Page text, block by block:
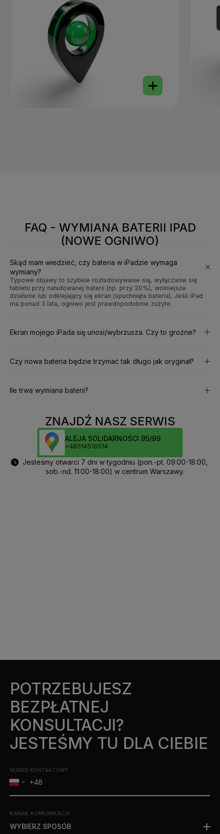
FAQ - WYMIANA BATERII IPAD
(NOWE OGNIWO)
Skąd mam wiedzieć, czy bateria w iPadzie wymaga
wymiany?
Typowe objawy to szybkie rozładowywanie się, wyłączanie się
tabletu przy naładowanej baterii (np. przy 20%), wolniejsze
działanie lub odklejający się ekran (spuchnięta bateria). Jeśli iPad
ma ponad 3 lata, ogniwo jest prawdopodobnie zużyte.
Ekran mojego iPada się unosi/wybrzusza. Czy to groźne?
Czy nowa bateria będzie trzymać tak długo jak oryginał?
Ile trwa wymiana baterii?
ZNAJDŹ NASZ SERWIS
ALEJA SOLIDARNOŚCI 95/99
+48514510514
Jesteśmy otwarci 7 dni w tygodniu (pon.-pt. 09:00-18:00,
sob.-nd. 11:00-18:00) w centrum Warszawy.
POTRZEBUJESZ
BEZPŁATNEJ
KONSULTACJI?
JESTEŚMY TU DLA CIEBIE
NUMER KONTAKTOWY
KANAŁ KOMUNIKACJI:
WYBIERZ SPOSÓB